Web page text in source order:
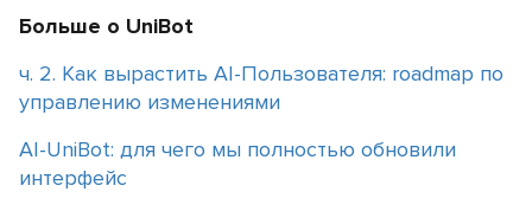
Больше о UniBot
ч. 2. Как вырастить AI-Пользователя: roadmap по
управлению изменениями
АI-UniBot: для чего мы полностью обновили
интерфейс